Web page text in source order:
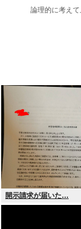
論理的に考え
開示請求が届いた…